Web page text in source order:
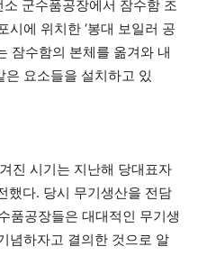
군수품공장에서 잠수함 조
시에 위치한 ‘봉대 보일러 공
잠수함의 본체를 옮겨와 내
요소들을 설치하고 있
진 시기는 지난해 당대표자
했다. 당시 무기생산을 전담
품공장들은 대대적인 무기생
념하자고 결의한 것으로 알